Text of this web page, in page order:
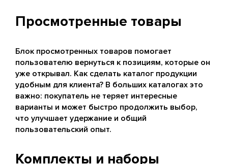
Просмотренные товары
Блок просмотренных товаров помогает
пользователю вернуться к позициям, которые он
уже открывал. Как сделать каталог продукции
удобным для клиента? В больших каталогах это
важно: покупатель не теряет интересные
варианты и может быстро продолжить выбор,
что улучшает удержание и общий
пользовательский опыт.
Комплекты и наборы